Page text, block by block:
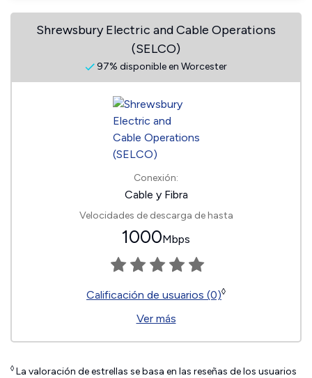
Shrewsbury Electric and Cable Operations
(SELCO)
97% disponible en Worcester
Conexión:
Cable y Fibra
Velocidades de descarga de hasta
1000Mbps
Calificación de usuarios (0)◊
Ver más
◊ La valoración de estrellas se basa en las reseñas de los usuarios